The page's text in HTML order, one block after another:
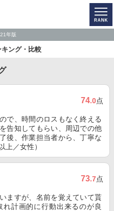
年版
キング・比較
74.0点
で、時間のロスもなく終える
告知してもらい、周辺での他
後、作業担当者から、丁寧な
上／女性）
73.7点
ますが、名前を覚えていて貰
計画的に行動出来るのが良